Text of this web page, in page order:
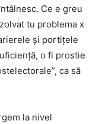
Ce e greu
tu problema x
și portițele
o fi prostie
ca să
la nivel